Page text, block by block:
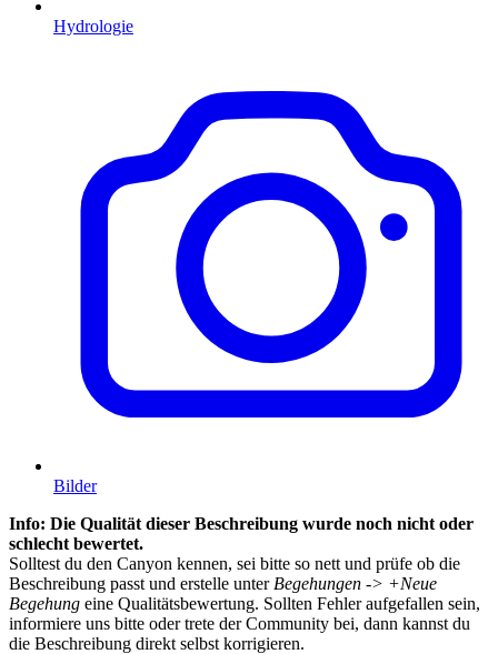
Hydrologie
Bilder
Info: Die Qualität dieser Beschreibung wurde noch nicht oder
schlecht bewertet.
Solltest du den Canyon kennen, sei bitte so nett und prüfe ob die
Beschreibung passt und erstelle unter Begehungen -> +Neue
Begehung eine Qualitätsbewertung. Sollten Fehler aufgefallen sein,
informiere uns bitte oder trete der Community bei, dann kannst du
die Beschreibung direkt selbst korrigieren.